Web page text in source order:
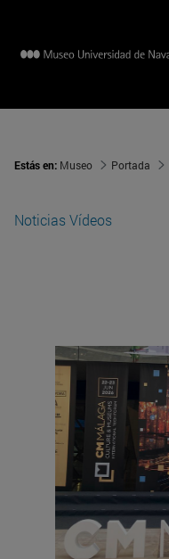
Estás en: Museo Portada
Noticias Vídeos